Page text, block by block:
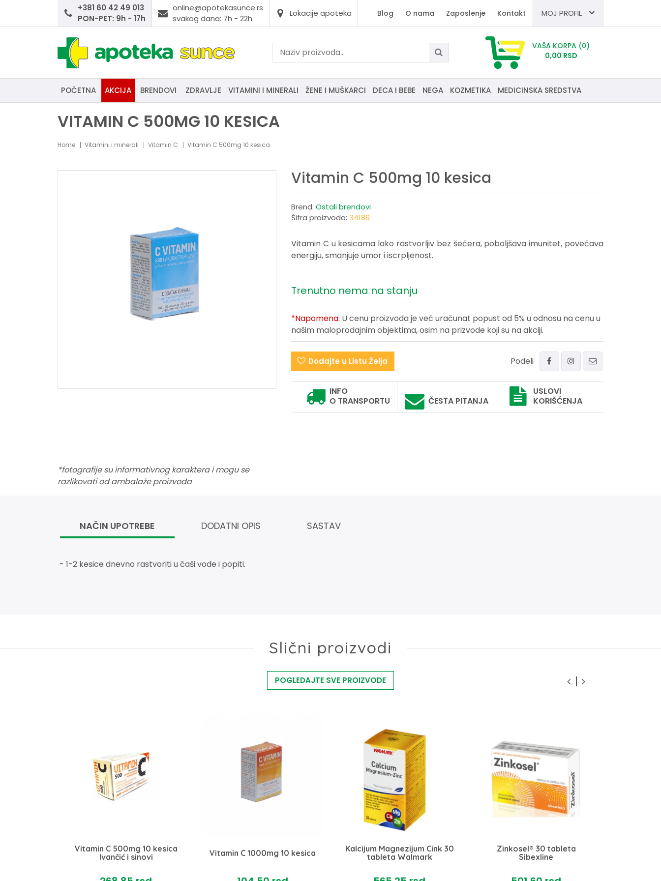
+381 60 42 49 013
PON-PET: 9h - 17h
online@apotekasunce.rs
svakog dana: 7h - 22h
Lokacije apoteka Blog O nama Zaposlenje Kontakt MOJ PROFIL
VAŠA KORPA (0)
0,00 RSD
POČETNA AKCIJA BRENDOVI ZDRAVLJE VITAMINI I MINERALI ŽENE I MUŠKARCI DECA I BEBE NEGA KOZMETIKA MEDICINSKA SREDSTVA
VITAMIN C 500MG 10 KESICA
Home Vitamini i minerali Vitamin C Vitamin C 500mg 10 kesica
*fotografije su informativnog karaktera i mogu se
razlikovati od ambalaže proizvoda
Vitamin C 500mg 10 kesica
Brend: Ostali brendovi
Šifra proizvoda: 34186
Vitamin C u kesicama lako rastvorljiv bez šećera, poboljšava imunitet, povećava
energiju, smanjuje umor i iscrpljenost.
Trenutno nema na stanju
*Napomena: U cenu proizvoda je već uračunat popust od 5% u odnosu na cenu u
našim maloprodajnim objektima, osim na prizvode koji su na akciji.
Dodajte u Listu Želja Podeli
INFO
O TRANSPORTU
ČESTA PITANJA
USLOVI
KORIŠĆENJA
NAČIN UPOTREBE DODATNI OPIS SASTAV
- 1-2 kesice dnevno rastvoriti u čaši vode i popiti.
Slični proizvodi
POGLEDAJTE SVE PROIZVODE
Vitamin C 500mg 10 kesica
Ivančić i sinovi
Vitamin C 1000mg 10 kesica
Kalcijum Magnezijum Cink 30
tableta Walmark
Zinkosel® 30 tableta
Sibexline